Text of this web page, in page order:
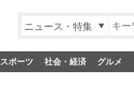
ニュース・特集
スポーツ 社会・経済 グルメ